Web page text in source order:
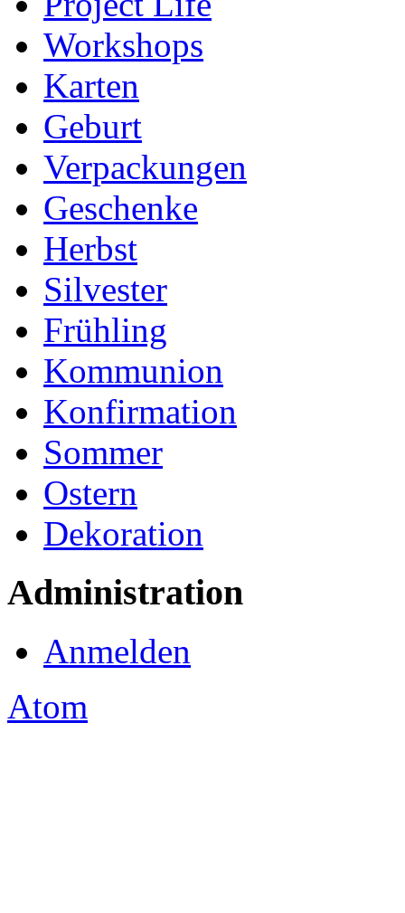
Workshops
Karten
Geburt
Verpackungen
Geschenke
Herbst
Silvester
Frühling
Kommunion
Konfirmation
Sommer
Ostern
Dekoration
Administration
Anmelden
Atom